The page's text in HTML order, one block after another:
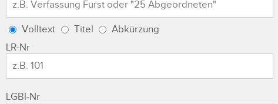
Volltext Titel
Abkürzung
LR-Nr
LGBl-Nr